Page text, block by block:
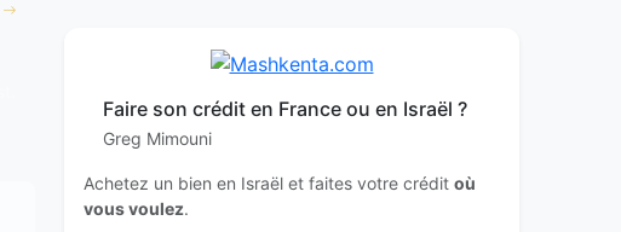
Faire son crédit en France ou en Israël ?
Greg Mimouni
Achetez un bien en Israël et faites votre crédit où
vous voulez.